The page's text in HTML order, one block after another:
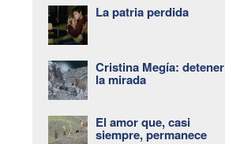
La patria perdida
Cristina Megía: detener
la mirada
El amor que, casi
siempre, permanece